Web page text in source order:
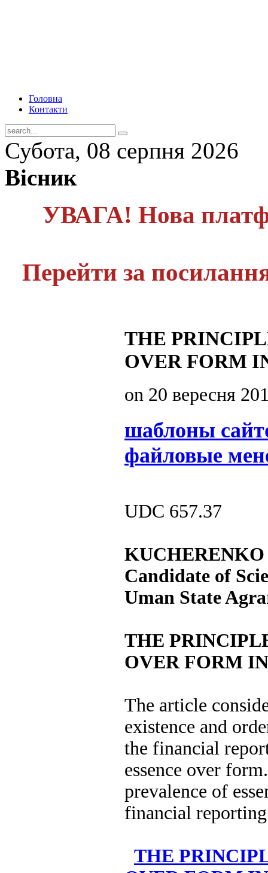
Головна
Контакти
Субота, 08 серпня 2026
Вісник
УВАГА! Нова
Перейти за
THE
OVER FORM
on 20 вересня
шаблоны
файловые
UDC 657.37
KUCHERENKO
Candidate of
Uman State
THE
OVER FORM
The article
existence and
the financial
essence over
prevalence of
financial
THE